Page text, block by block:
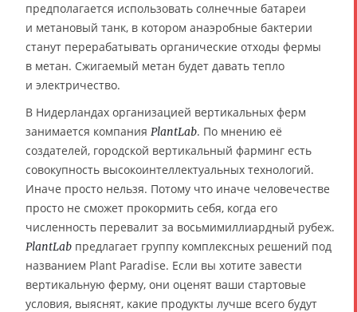
предполагается использовать солнечные батареи
и метановый танк, в котором анаэробные бактерии
станут перерабатывать органические отходы фермы
в метан. Сжигаемый метан будет давать тепло
и электричество.
В Нидерландах организацией вертикальных ферм
занимается компания PlantLab. По мнению её
создателей, городской вертикальный фарминг есть
совокупность высокоинтеллектуальных технологий.
Иначе просто нельзя. Потому что иначе человечестве
просто не сможет прокормить себя, когда его
численность перевалит за восьмимиллиардный рубеж.
PlantLab предлагает группу комплексных решений под
названием Plant Paradise. Если вы хотите завести
вертикальную ферму, они оценят ваши стартовые
условия, выяснят, какие продукты лучше всего будут